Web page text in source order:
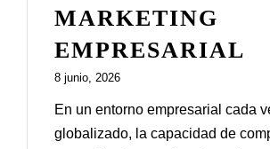
MARKETING
EMPRESARIAL
8 junio, 2026
En un entorno empresarial cada
globalizado, la capacidad de